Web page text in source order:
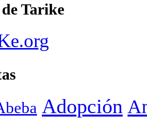
Tarike
Adopción